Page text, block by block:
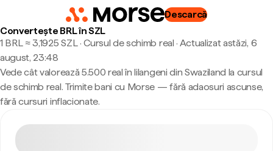
Descarcă
Convertește BRL în SZL
1 BRL ≈ 3,1925 SZL · Cursul de schimb real · Actualizat astăzi, 6
august, 23:48
Vede cât valorează 5.500 real în lilangeni din Swaziland la cursul
de schimb real. Trimite bani cu Morse — fără adaosuri ascunse,
fără cursuri inflacionate.